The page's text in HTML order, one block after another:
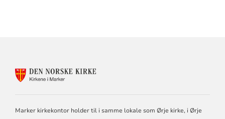
Marker kirkekontor holder til i samme lokale som Ørje kirke, i Ørje